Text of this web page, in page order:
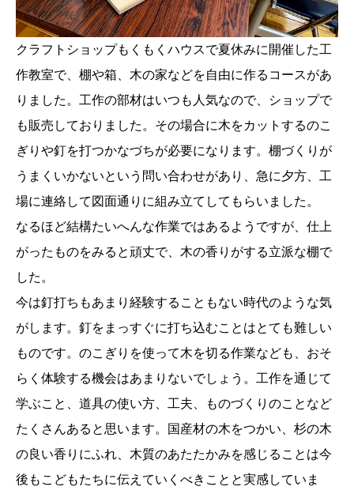
クラフトショップもくもくハウスで夏休みに開催した工
作教室で、棚や箱、木の家などを自由に作るコースがあ
りました。工作の部材はいつも人気なので、ショップで
も販売しておりました。その場合に木をカットするのこ
ぎりや釘を打つかなづちが必要になります。棚づくりが
うまくいかないという問い合わせがあり、急に夕方、工
場に連絡して図面通りに組み立てしてもらいました。
なるほど結構たいへんな作業ではあるようですが、仕上
がったものをみると頑丈で、木の香りがする立派な棚で
した。
今は釘打ちもあまり経験することもない時代のような気
がします。釘をまっすぐに打ち込むことはとても難しい
ものです。のこぎりを使って木を切る作業なども、おそ
らく体験する機会はあまりないでしょう。工作を通じて
学ぶこと、道具の使い方、工夫、ものづくりのことなど
たくさんあると思います。国産材の木をつかい、杉の木
の良い香りにふれ、木質のあたたかみを感じることは今
後もこどもたちに伝えていくべきことと実感していま